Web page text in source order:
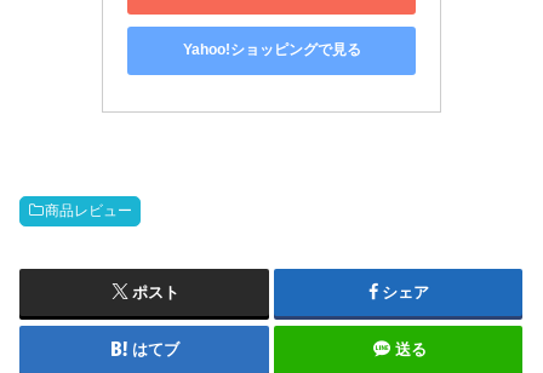
Yahoo!ショッピングで見る
商品レビュー
ポスト シェア
はてブ 送る